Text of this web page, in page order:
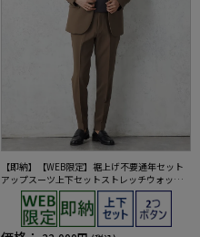
【即納】【WEB限定】裾上げ不要通年セット
アップスーツ上下セットストレッチウォッシ
ャブル【TOKYORUN】